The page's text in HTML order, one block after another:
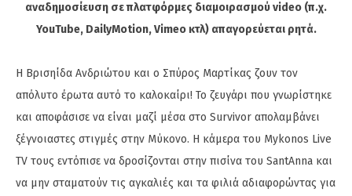
αναδημοσίευση σε πλατφόρμες διαμοιρασμού video (π.χ.
YouTube, DailyMotion, Vimeo κτλ) απαγορεύεται ρητά.
Η Βρισηίδα Ανδριώτου και ο Σπύρος Μαρτίκας ζουν τον
απόλυτο έρωτα αυτό το καλοκαίρι! Το ζευγάρι που γνωρίστηκε
και αποφάσισε να είναι μαζί μέσα στο Survivor απολαμβάνει
ξέγνοιαστες στιγμές στην Μύκονο. Η κάμερα του Mykonos Live
TV τους εντόπισε να δροσίζονται στην πισίνα του SantAnna και
να μην σταματούν τις αγκαλιές και τα φιλιά αδιαφορώντας για